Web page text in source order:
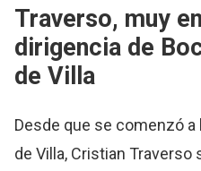
Traverso, muy
dirigencia de
de Villa
Desde que se comenzó a
de Villa, Cristian